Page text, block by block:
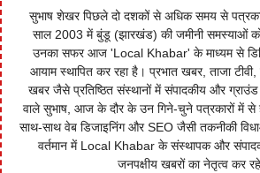
सुभाष शेखर पिछले दो दशकों से अधिक समय से
साल 2003 में बुंडू (झारखंड) की जमीनी समस्याओं
उनका सफर आज 'Local Khabar' के माध्यम से
आयाम स्थापित कर रहा है। प्रभात खबर, ताजा टीवी,
खबर जैसे प्रतिष्ठित संस्थानों में संपादकीय और ग्राउंड
वाले सुभाष, आज के दौर के उन गिने-चुने पत्रकारों में से
साथ-साथ वेब डिजाइनिंग और SEO जैसी तकनीकी
वर्तमान में Local Khabar के संस्थापक और
जनपक्षीय खबरों का नेतृत्व कर